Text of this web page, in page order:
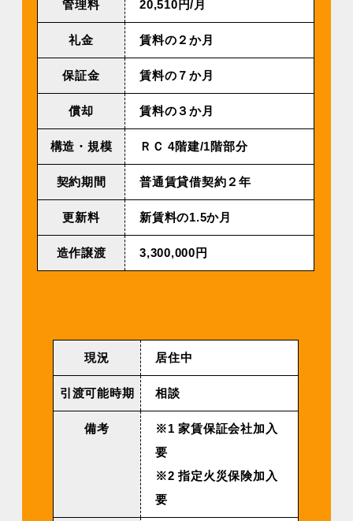
管理料 20,510円/⽉
礼金 賃料の２か月
保証金 賃料の７か月
償却 賃料の３か月
構造・規模 ＲＣ 4階建/1階部分
契約期間 普通賃貸借契約２年
更新料 新賃料の1.5か月
造作譲渡 3,300,000円
現況 居住中
引渡可能時期 相談
備考
※1 家賃保証会社加入
要
※2 指定火災保険加入
要